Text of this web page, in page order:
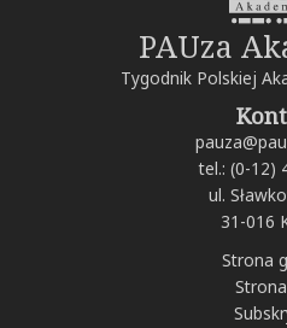
PAUza
Tygodnik Polskiej
tel.: (0-12)
ul.
31-016
Strona